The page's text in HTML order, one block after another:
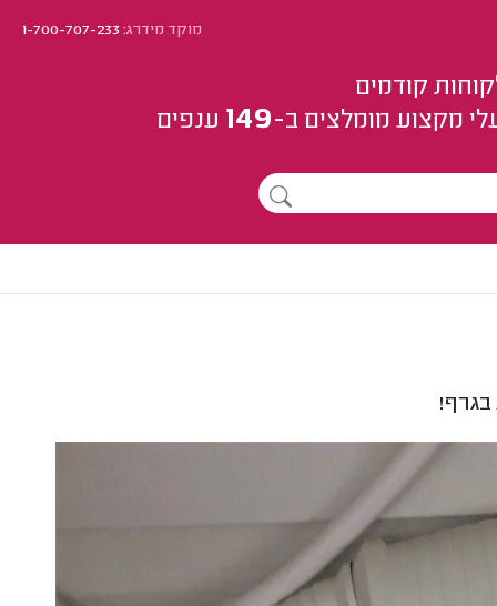
מוקד מידרג:1-700-707-233
קודמים
מקצוע מומלצים ב-149 ענפים